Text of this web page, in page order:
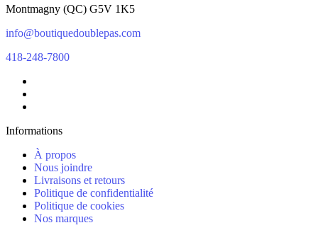
Montmagny (QC) G5V 1K5
info@boutiquedoublepas.com
418-248-7800
Informations
À propos
Nous joindre
Livraisons et retours
Politique de confidentialité
Politique de cookies
Nos marques